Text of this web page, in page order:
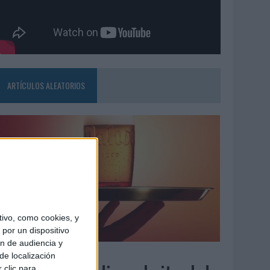
como cookies, y
un dispositivo
de audiencia y
localización
clic para
ARTÍCULOS ALEATORIOS